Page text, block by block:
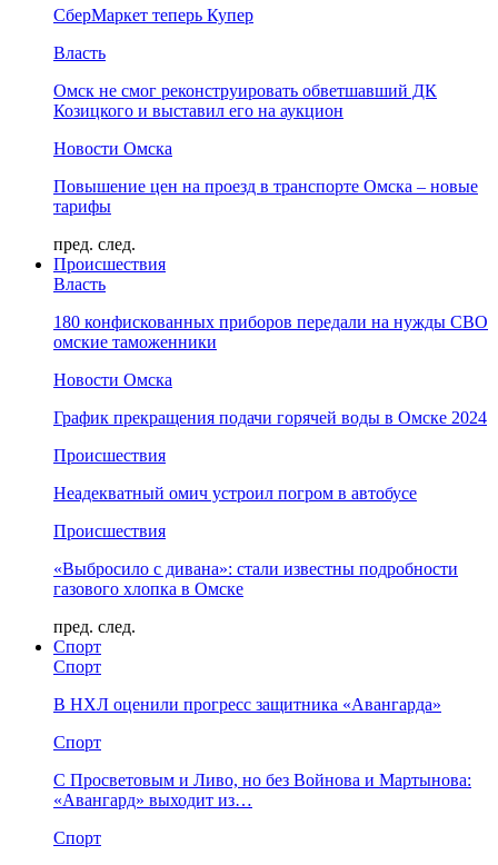
СберМаркет теперь Купер
Власть
Омск не смог реконструировать обветшавший ДК
Козицкого и выставил его на аукцион
Новости Омска
Повышение цен на проезд в транспорте Омска – новые
тарифы
пред. след.
Происшествия
Власть
180 конфискованных приборов передали на нужды СВО
омские таможенники
Новости Омска
График прекращения подачи горячей воды в Омске 2024
Происшествия
Неадекватный омич устроил погром в автобусе
Происшествия
«Выбросило с дивана»: стали известны подробности
газового хлопка в Омске
пред. след.
Спорт
Спорт
В НХЛ оценили прогресс защитника «Авангарда»
Спорт
С Просветовым и Ливо, но без Войнова и Мартынова:
«Авангард» выходит из…
Спорт